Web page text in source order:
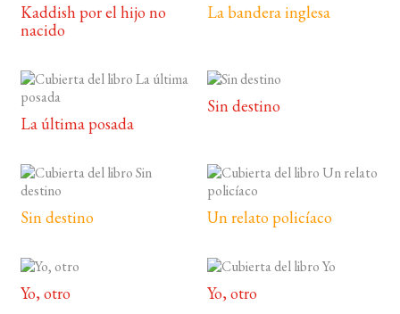
Kaddish por el hijo no
nacido
La bandera inglesa
La última posada
Sin destino
Sin destino Un relato policíaco
Yo, otro Yo, otro